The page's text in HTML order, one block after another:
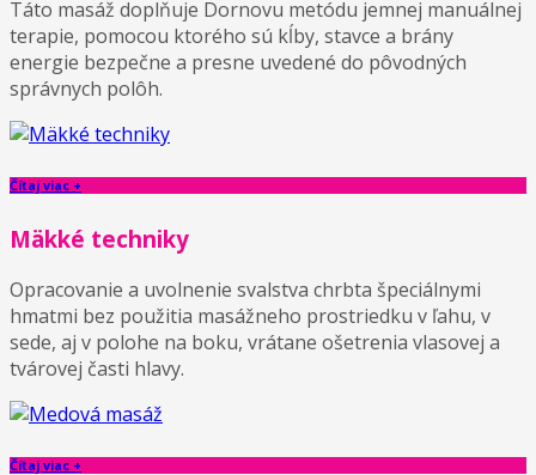
Táto masáž doplňuje Dornovu metódu jemnej manuálnej
terapie, pomocou ktorého sú kĺby, stavce a brány
energie bezpečne a presne uvedené do pôvodných
správnych polôh.
Čítaj viac +
Mäkké techniky
Opracovanie a uvolnenie svalstva chrbta špeciálnymi
hmatmi bez použitia masážneho prostriedku v ľahu, v
sede, aj v polohe na boku, vrátane ošetrenia vlasovej a
tvárovej časti hlavy.
Čítaj viac +